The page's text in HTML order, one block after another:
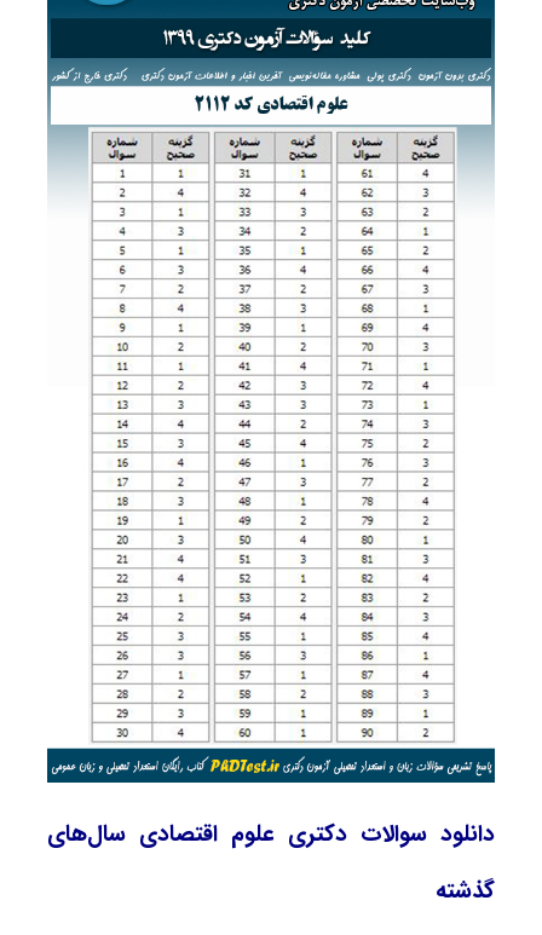
دانلود سوالات دکتری علوم اقتصادی سال‌های
گذشته